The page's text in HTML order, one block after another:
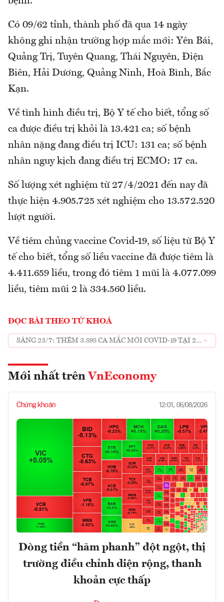
Có 09/62 tỉnh, thành phố đã qua 14 ngày
không ghi nhận trường hợp mắc mới: Yên Bái,
Quảng Trị, Tuyên Quang, Thái Nguyên, Điện
Biên, Hải Dương, Quảng Ninh, Hoà Bình, Bắc
Kạn.
Về tình hình điều trị, Bộ Y tế cho biết, tổng số
ca được điều trị khỏi là 13.421 ca; số bệnh
nhân nặng đang điều trị ICU: 131 ca; số bệnh
nhân nguy kịch đang điều trị ECMO: 17 ca.
Số lượng xét nghiệm từ 27/4/2021 đến nay đã
thực hiện 4.905.725 xét nghiệm cho 13.572.520
lượt người.
Về tiêm chủng vaccine Covid-19, số liệu từ Bộ Y
tế cho biết, tổng số liều vaccine đã được tiêm là
4.411.659 liều, trong đó tiêm 1 mũi là 4.077.099
liều, tiêm mũi 2 là 334.560 liều.
ĐỌC BÀI THEO TỪ KHOÁ
SÁNG 23/7: THÊM 3.898 CA MẮC MỚI COVID-19 TẠI 21
Mới nhất trên VnEconomy
Chứng khoán 12:01, 06/08/2026
Dòng tiền “hãm phanh” đột ngột, thị
trường điều chỉnh diện rộng, thanh
khoản cực thấp